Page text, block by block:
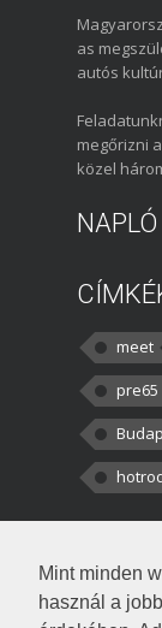
Mint minden
használ a
as
autós
megőrizni
közel
NAPLÓ
meet
pre65
darabbaal